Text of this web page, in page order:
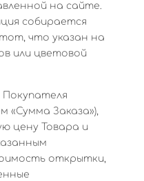
на сайте.
собирается
что указан на
или цветовой
Покупателя
«Сумма Заказа»),
цену Товара и
открытки,